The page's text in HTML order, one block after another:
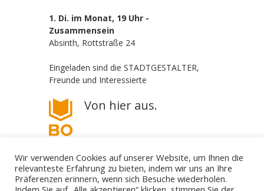
1. Di. im Monat, 19 Uhr -
Zusammensein
Absinth, Rottstraße 24
Eingeladen sind die STADTGESTALTER,
Freunde und Interessierte
Von hier aus.
Wir verwenden Cookies auf unserer Website, um Ihnen die
relevanteste Erfahrung zu bieten, indem wir uns an Ihre
Präferenzen erinnern, wenn sich Besuche wiederholen.